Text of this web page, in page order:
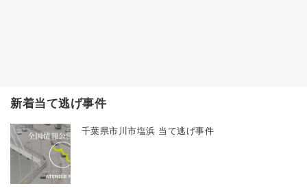
新着当て逃げ事件
千葉県市川市塩浜 当て逃げ事件